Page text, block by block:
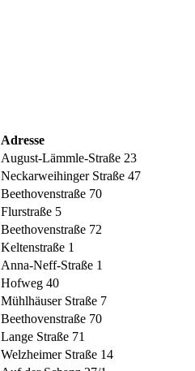
Adresse
August-Lämmle-Straße 23
Neckarweihinger Straße 47
Beethovenstraße 70
Flurstraße 5
Beethovenstraße 72
Keltenstraße 1
Anna-Neff-Straße 1
Hofweg 40
Mühlhäuser Straße 7
Beethovenstraße 70
Lange Straße 71
Welzheimer Straße 14